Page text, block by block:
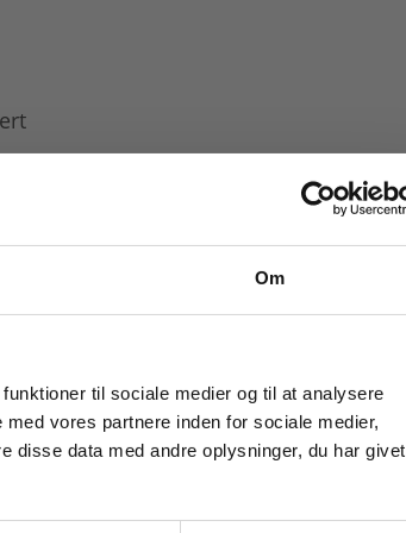
Om
til sociale medier og til at analysere
vores partnere inden for sociale medier,
disse data med andre oplysninger, du har givet
Tilgå dine onlinematerialer